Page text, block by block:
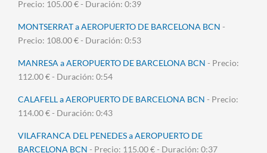
Precio: 105.00 € - Duración: 0:39
MONTSERRAT a AEROPUERTO DE BARCELONA BCN -
Precio: 108.00 € - Duración: 0:53
MANRESA a AEROPUERTO DE BARCELONA BCN - Precio:
112.00 € - Duración: 0:54
CALAFELL a AEROPUERTO DE BARCELONA BCN - Precio:
114.00 € - Duración: 0:43
VILAFRANCA DEL PENEDES a AEROPUERTO DE
BARCELONA BCN - Precio: 115.00 € - Duración: 0:37